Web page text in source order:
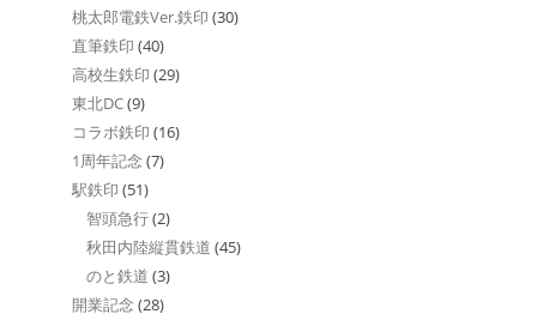
桃太郎電鉄Ver.鉄印 (30)
直筆鉄印 (40)
高校生鉄印 (29)
東北DC(9)
コラボ鉄印 (16)
1周年記念 (7)
駅鉄印 (51)
智頭急行(2)
秋田内陸縦貫鉄道 (45)
のと鉄道 (3)
開業記念 (28)